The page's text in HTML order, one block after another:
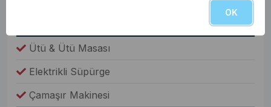
Ütü & Ütü Masası
Elektrikli Süpürge
Çamaşır Makinesi
OK